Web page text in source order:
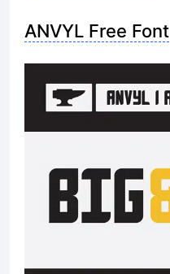
ANVYL Free Font